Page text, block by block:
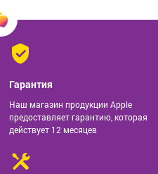
Гарантия
Наш магазин продукции Apple
предоставляет гарантию, которая
действует 12 месяцев